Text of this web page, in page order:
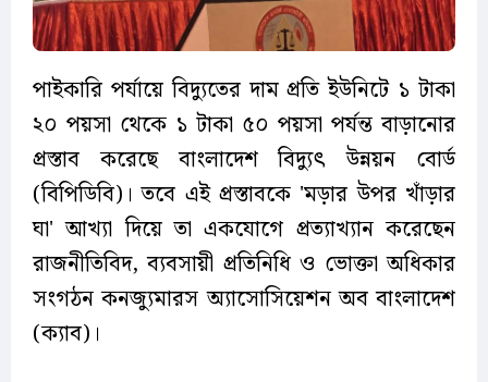
পাইকারি পর্যায়ে বিদ্যুতের দাম প্রতি ইউনিটে ১ টাকা
২০ পয়সা থেকে ১ টাকা ৫০ পয়সা পর্যন্ত বাড়ানোর
প্রস্তাব করেছে বাংলাদেশ বিদ্যুৎ উন্নয়ন বোর্ড
(বিপিডিবি)। তবে এই প্রস্তাবকে 'মড়ার উপর খাঁড়ার
ঘা' আখ্যা দিয়ে তা একযোগে প্রত্যাখ্যান করেছেন
রাজনীতিবিদ, ব্যবসায়ী প্রতিনিধি ও ভোক্তা অধিকার
সংগঠন কনজ্যুমারস অ্যাসোসিয়েশন অব বাংলাদেশ
(ক্যাব)।